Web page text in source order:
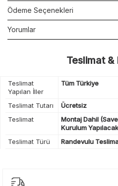
Ödeme Seçenekleri
Yorumlar
Teslimat &
Teslimat
Yapılan İller
Tüm Türkiye
Teslimat Tutarı
Ücretsiz
Teslimat
Montaj Dahil
Kurulum
Teslimat Türü
Randevulu